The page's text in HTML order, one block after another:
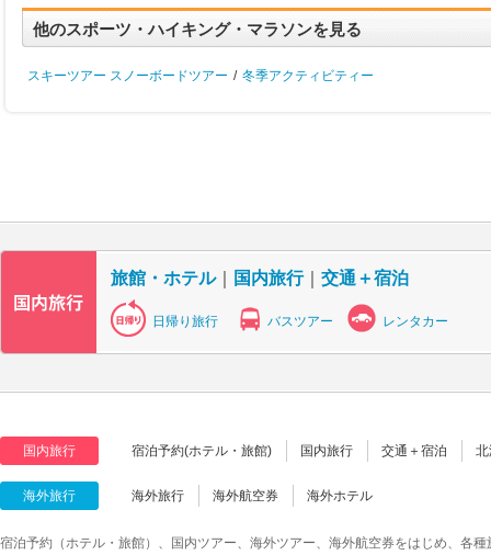
他のスポーツ・ハイキング・マラソンを見る
スキーツアー スノーボードツアー / 冬季アクティビティー
旅館・ホテル｜ 国内旅行｜ 交通＋宿泊
日帰り旅行 バスツアー レンタカー
国内旅行 宿泊予約(ホテル・旅館) 国内旅行 交通＋宿泊
海外旅行 海外旅行 海外航空券 海外ホテル
宿泊予約（ホテル・旅館）、国内ツアー、海外ツアー、海外航空券をはじめ、各